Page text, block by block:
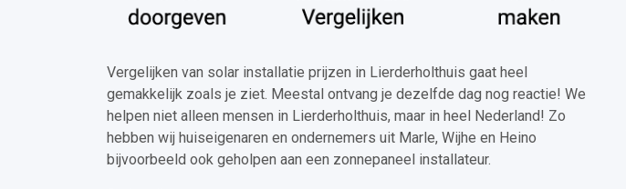
Vergelijken van solar installatie prijzen in Lierderholthuis gaat heel
gemakkelijk zoals je ziet. Meestal ontvang je dezelfde dag nog reactie! We
helpen niet alleen mensen in Lierderholthuis, maar in heel Nederland! Zo
hebben wij huiseigenaren en ondernemers uit Marle, Wijhe en Heino
bijvoorbeeld ook geholpen aan een zonnepaneel installateur.